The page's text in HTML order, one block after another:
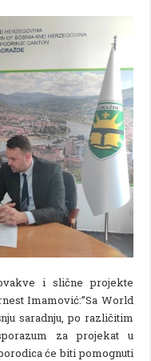
i slične projekte
Imamović:”Sa World
saradnju, po različitim
za projekat u
će biti pomognuti